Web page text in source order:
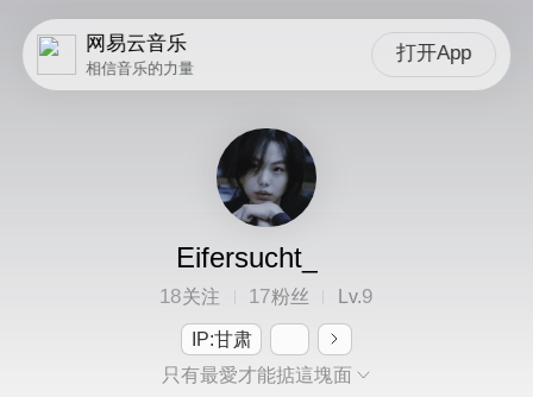
网易云音乐
相信音乐的力量
打开App
Eifersucht_
18关注 17粉丝 Lv.9
IP:甘肃
只有最愛才能掂這塊面